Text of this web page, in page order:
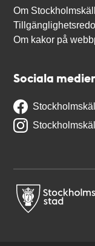
Om
Om kakor på
Sociala medier